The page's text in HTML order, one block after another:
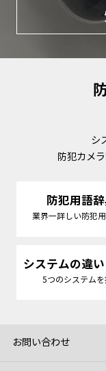
シ
防犯カメ
防犯用語
業界一詳しい防犯
システムの違
5つのシステムを
お問い合わせ